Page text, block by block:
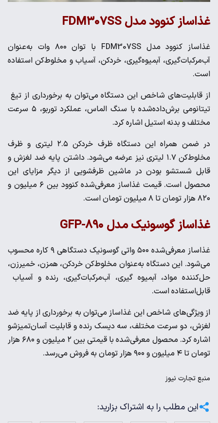
غذاساز کنوود مدل FDM۳۰۷SS
غذاساز کنوود مدل FDM307SS با توان ۸۰۰ وات به‌عنوان
آب‌مرکبات‌گیری، آبمیوه‌گیری، خردکن، آسیاب و مخلوط‌کن استفاده
است.
از قابلیت‌های شاخص این دستگاه می‌توان به برخورداری از تیغ
تیتانومی برش‌داد‌ه‌شده با سنگ الماس، عملکرد توربو، ۵ سرعت
مختلف و بدنه استیل اشاره کرد.
در ضمن همراه این دستگاه ظرف خردکن ۲.۵ لیتری و ظرف
مخلوط‌کن ۱.۷ لیتری نیز عرضه می‌شود. داشتن پایه ضد لغزش و
قابل شستشو بودن در ماشین ظرفشویی از دیگر مزایای این
محصول است. قیمت غذاساز معرفی‌شده کنوود بین ۶ میلیون و
۸۲۰ هزار تومان تا ۸ میلیون تومان است.
غذاساز گوسونیک مدل GFP-۸۹۰
غذاساز معرفی‌شده ۵۰۰ واتی گوسونیک دستگاهی ۹ کاره محسوب
می‌شود. این دستگاه به‌عنوان مخلوط‌کن خردکن، همزن، خمیرزن،
حل‌کننده مواد، آبمیوه گیری، آب‌مرکبات‌گیری، رنده و آسیاب
قابل‌استفاده است.
از ویژگی‌های شاخص این غذاساز می‌توان به برخورداری از پایه ضد
لغزش، دو سرعت مختلف، سه دیسک رنده و قابلیت آسان‌تمیزشو
اشاره کرد. محصول معرفی‌شده با قیمتی بین ۲ میلیون و ۶۸۰ هزار
تومان تا ۴ میلیون و ۹۰۰ هزار تومان به فروش می‌رسد.
منبعتجارت نیوز
این مطلب را به اشتراک بزارید: